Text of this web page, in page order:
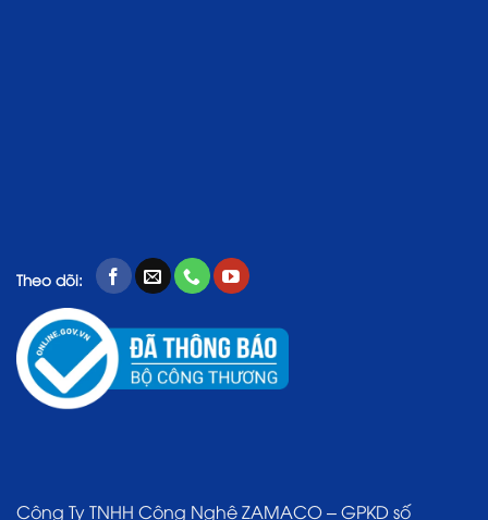
Theo dõi:
Công Ty TNHH Công Nghệ ZAMACO – GPKD số